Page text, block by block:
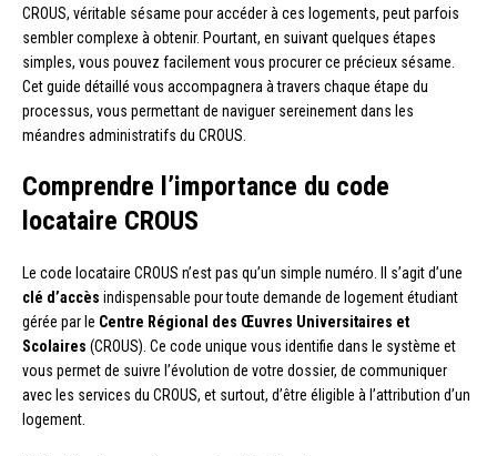
CROUS, véritable sésame pour accéder à ces logements, peut parfois
sembler complexe à obtenir. Pourtant, en suivant quelques étapes
simples, vous pouvez facilement vous procurer ce précieux sésame.
Cet guide détaillé vous accompagnera à travers chaque étape du
processus, vous permettant de naviguer sereinement dans les
méandres administratifs du CROUS.
Comprendre l’importance du code
locataire CROUS
Le code locataire CROUS n’est pas qu’un simple numéro. Il s’agit d’une
clé d’accès indispensable pour toute demande de logement étudiant
gérée par le Centre Régional des Œuvres Universitaires et
Scolaires (CROUS). Ce code unique vous identifie dans le système et
vous permet de suivre l’évolution de votre dossier, de communiquer
avec les services du CROUS, et surtout, d’être éligible à l’attribution d’un
logement.